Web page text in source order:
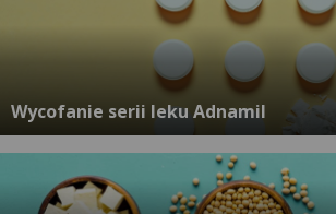
Wycofanie serii leku Adnamil